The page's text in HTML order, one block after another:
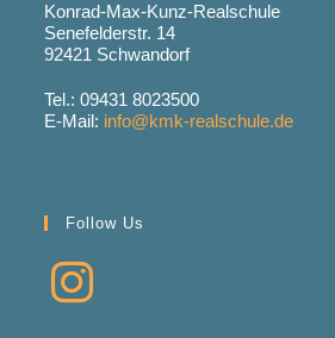
Konrad-Max-Kunz-Realschule
Senefelderstr. 14
92421 Schwandorf
Tel.: 09431 8023500
E-Mail: info@kmk-realschule.de
Follow Us